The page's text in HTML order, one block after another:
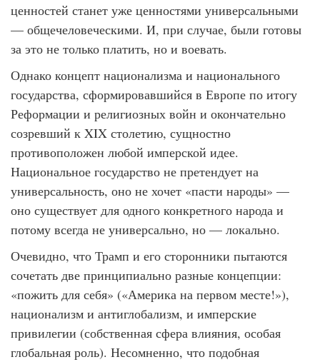
ценностей станет уже ценностями универсальными
— общечеловеческими. И, при случае, были готовы
за это не только платить, но и воевать.
Однако концепт национализма и национального
государства, сформировавшийся в Европе по итогу
Реформации и религиозных войн и окончательно
созревший к XIX столетию, сущностно
противоположен любой имперской идее.
Национальное государство не претендует на
универсальность, оно не хочет «пасти народы» —
оно существует для одного конкретного народа и
потому всегда не универсально, но — локально.
Очевидно, что Трамп и его сторонники пытаются
сочетать две принципиально разные концепции:
«пожить для себя» («Америка на первом месте!»),
национализм и антиглобализм, и имперские
привилегии (собственная сфера влияния, особая
глобальная роль). Несомненно, что подобная